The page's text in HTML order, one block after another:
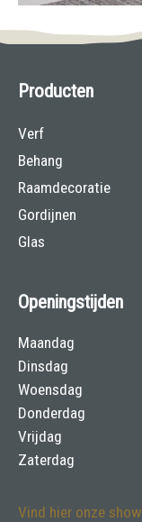
Producten
Verf
Behang
Raamdecoratie
Gordijnen
Glas
Openingstijden
Maandag
Dinsdag
Woensdag
Donderdag
Vrijdag
Zaterdag
Vind hier onze